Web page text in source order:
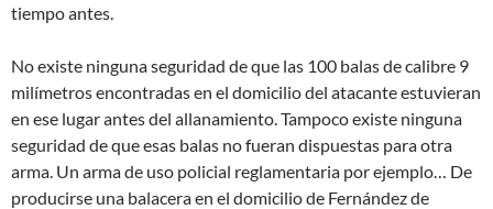
tiempo antes.
No existe ninguna seguridad de que las 100 balas de calibre 9
milímetros encontradas en el domicilio del atacante estuvieran
en ese lugar antes del allanamiento. Tampoco existe ninguna
seguridad de que esas balas no fueran dispuestas para otra
arma. Un arma de uso policial reglamentaria por ejemplo… De
producirse una balacera en el domicilio de Fernández de